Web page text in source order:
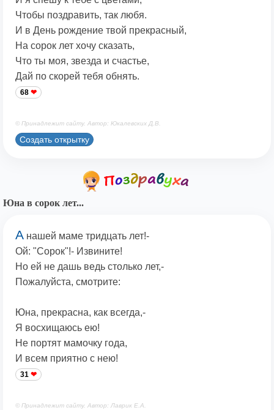
Чтобы поздравить, так любя.
И в День рождение твой прекрасный,
На сорок лет хочу сказать,
Что ты моя, звезда и счастье,
Дай по скорей тебя обнять.
68
© Принадлежит сайту. Автор: Юкалевских Д.В.
Создать открытку
Юна в сорок лет...
А нашей маме тридцать лет!-
Ой: "Сорок"!- Извините!
Но ей не дашь ведь столько лет,-
Пожалуйста, смотрите:
Юна, прекрасна, как всегда,-
Я восхищаюсь ею!
Не портят мамочку года,
И всем приятно с нею!
31
© Принадлежит сайту. Автор: Лаврик Е.А.